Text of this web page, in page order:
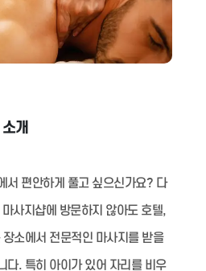
개
서 편안하게 풀고 싶으신가요? 다
사지샵에 방문하지 않아도 호텔,
소에서 전문적인 마사지를 받을
다. 특히 아이가 있어 자리를 비우